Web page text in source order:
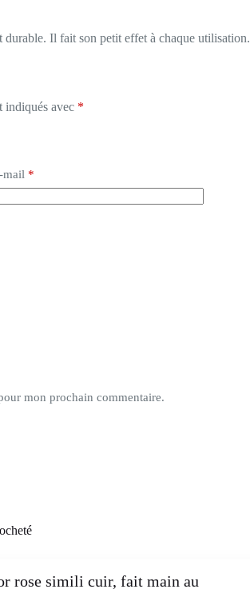
durable. Il fait son petit effet à chaque utilisation.
indiqués avec *
mail *
mon prochain commentaire.
rose simili cuir, fait main au